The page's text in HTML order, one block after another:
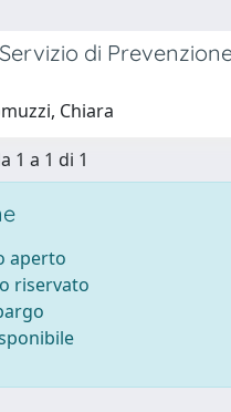
di
Chiara
1 a 1 di 1
aperto
riservato